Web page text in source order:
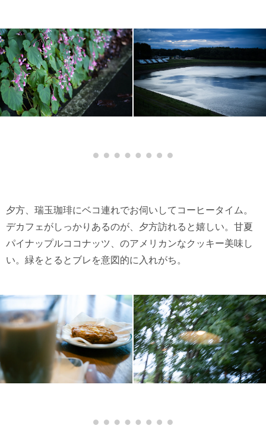
夕方、瑞玉珈琲にベコ連れでお伺いしてコーヒータイム。
デカフェがしっかりあるのが、夕方訪れると嬉しい。甘夏
パイナップルココナッツ、のアメリカンなクッキー美味し
い。緑をとるとブレを意図的に入れがち。